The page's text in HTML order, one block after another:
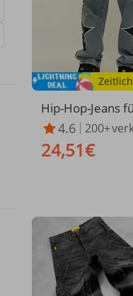
Hip-Hop-Jeans
mit Patchwork-
ntrastfarben,
nitten, gerader
ässige,
chwarze
endiger, nicht
4.6 200+
24,51€